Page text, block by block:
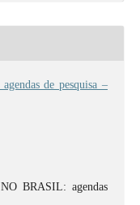
de pesquisa –
BRASIL: agendas